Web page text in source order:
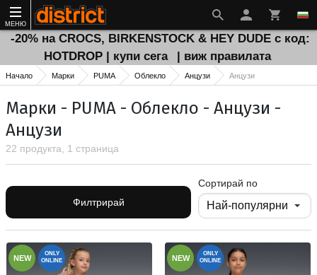
МЕНЮ
-20% на CROCS, BIRKENSTOCK & HEY DUDE с код:
HOTDROP | купи сега
| виж правилата
Начало Марки PUMA Облекло Анцузи Анцузи
Марки - PUMA - Облекло - Анцузи -
Анцузи
22 продукта, 1 страница
Филтрирай
Сортирай по
NEW
ONLY
ONLINE
NEW
ONLY
ONLINE